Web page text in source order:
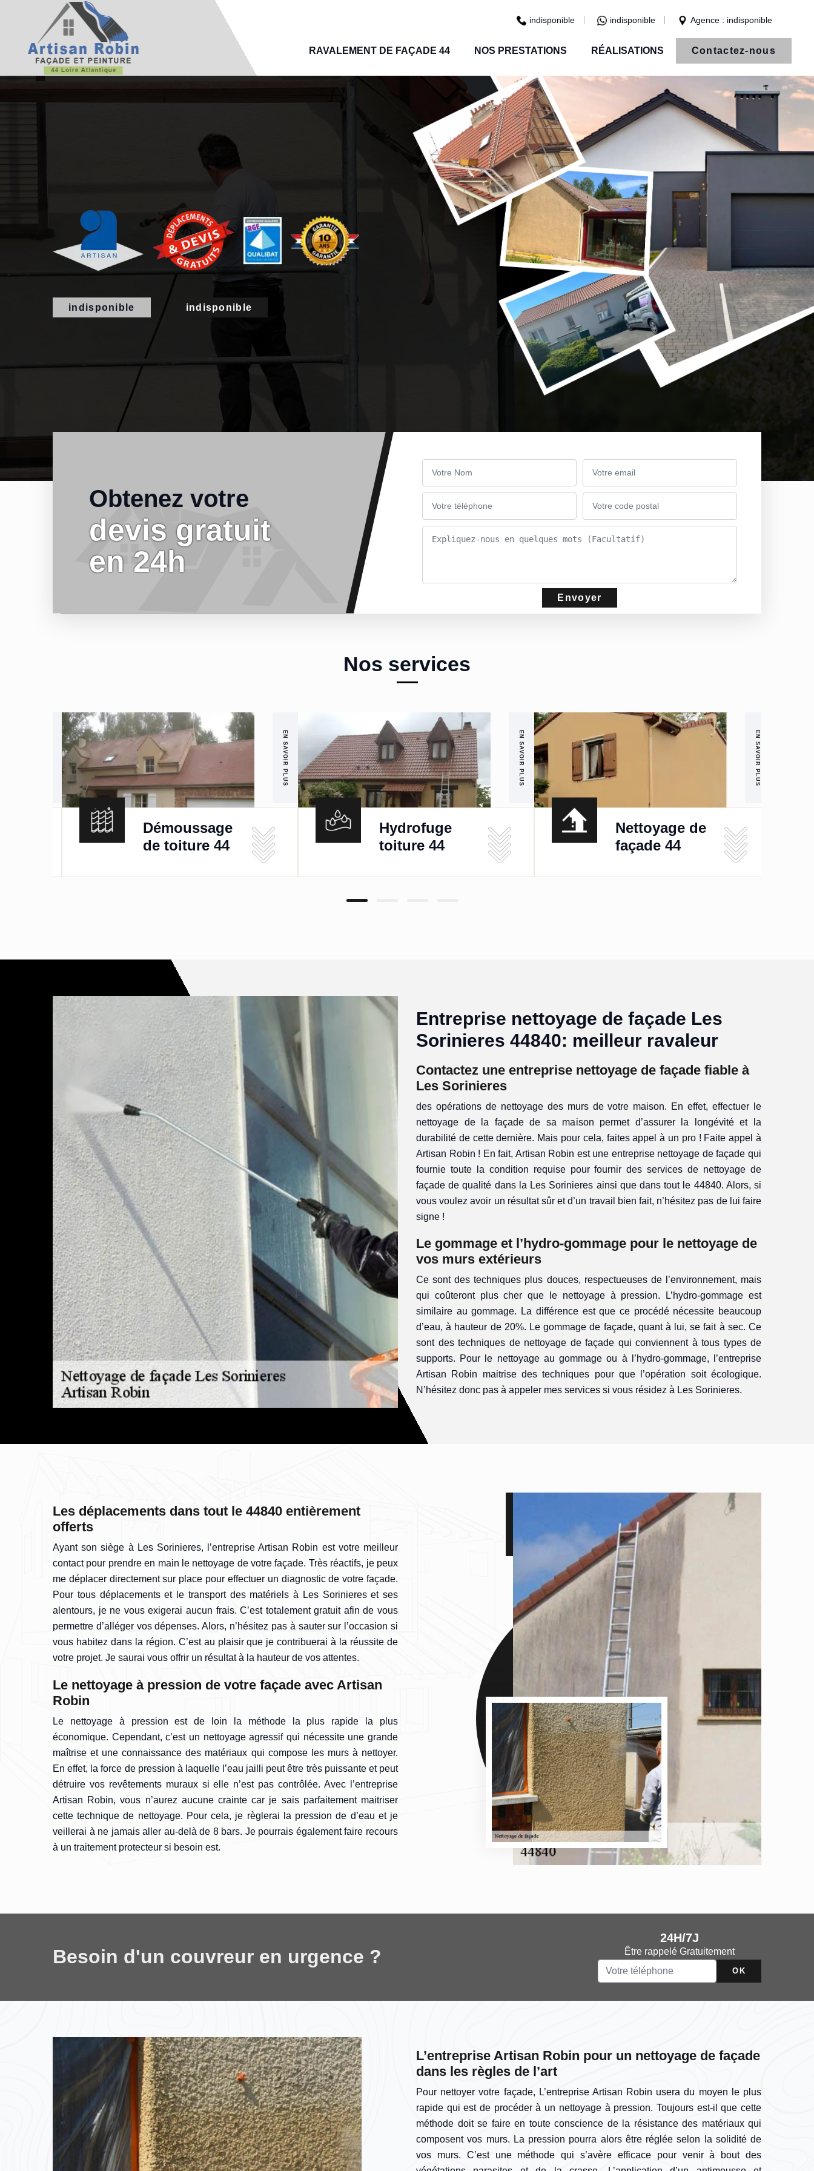
indisponible indisponible Agence : indisponible
RAVALEMENT DE FAÇADE 44 NOS PRESTATIONS RÉALISATIONS Contactez-nous
indisponible indisponible
Obtenez votre
devis gratuit
en 24h
Nos services
EN SAVOIR PLUS
Démoussage
de toiture 44
EN SAVOIR PLUS
Hydrofuge
toiture 44
EN SAVOIR PLUS
Nettoyage de
façade 44
Entreprise nettoyage de façade Les
Sorinieres 44840: meilleur ravaleur
Contactez une entreprise nettoyage de façade fiable à
Les Sorinieres
des opérations de nettoyage des murs de votre maison. En effet, effectuer le
nettoyage de la façade de sa maison permet d’assurer la longévité et la
durabilité de cette dernière. Mais pour cela, faites appel à un pro ! Faite appel à
Artisan Robin ! En fait, Artisan Robin est une entreprise nettoyage de façade qui
fournie toute la condition requise pour fournir des services de nettoyage de
façade de qualité dans la Les Sorinieres ainsi que dans tout le 44840. Alors, si
vous voulez avoir un résultat sûr et d’un travail bien fait, n’hésitez pas de lui faire
signe !
Le gommage et l’hydro-gommage pour le nettoyage de
vos murs extérieurs
Ce sont des techniques plus douces, respectueuses de l’environnement, mais
qui coûteront plus cher que le nettoyage à pression. L’hydro-gommage est
similaire au gommage. La différence est que ce procédé nécessite beaucoup
d’eau, à hauteur de 20%. Le gommage de façade, quant à lui, se fait à sec. Ce
sont des techniques de nettoyage de façade qui conviennent à tous types de
supports. Pour le nettoyage au gommage ou à l’hydro-gommage, l’entreprise
Artisan Robin maitrise des techniques pour que l’opération soit écologique.
N’hésitez donc pas à appeler mes services si vous résidez à Les Sorinieres.
Les déplacements dans tout le 44840 entièrement
offerts
Ayant son siège à Les Sorinieres, l’entreprise Artisan Robin est votre meilleur
contact pour prendre en main le nettoyage de votre façade. Très réactifs, je peux
me déplacer directement sur place pour effectuer un diagnostic de votre façade.
Pour tous déplacements et le transport des matériels à Les Sorinieres et ses
alentours, je ne vous exigerai aucun frais. C’est totalement gratuit afin de vous
permettre d’alléger vos dépenses. Alors, n’hésitez pas à sauter sur l’occasion si
vous habitez dans la région. C’est au plaisir que je contribuerai à la réussite de
votre projet. Je saurai vous offrir un résultat à la hauteur de vos attentes.
Le nettoyage à pression de votre façade avec Artisan
Robin
Le nettoyage à pression est de loin la méthode la plus rapide la plus
économique. Cependant, c’est un nettoyage agressif qui nécessite une grande
maîtrise et une connaissance des matériaux qui compose les murs à nettoyer.
En effet, la force de pression à laquelle l’eau jailli peut être très puissante et peut
détruire vos revêtements muraux si elle n’est pas contrôlée. Avec l’entreprise
Artisan Robin, vous n’aurez aucune crainte car je sais parfaitement maitriser
cette technique de nettoyage. Pour cela, je règlerai la pression de d’eau et je
veillerai à ne jamais aller au-delà de 8 bars. Je pourrais également faire recours
à un traitement protecteur si besoin est.
Besoin d'un couvreur en urgence ?
24H/7J
Être rappelé Gratuitement
L’entreprise Artisan Robin pour un nettoyage de façade
dans les règles de l’art
Pour nettoyer votre façade, L’entreprise Artisan Robin usera du moyen le plus
rapide qui est de procéder à un nettoyage à pression. Toujours est-il que cette
méthode doit se faire en toute conscience de la résistance des matériaux qui
composent vos murs. La pression pourra alors être réglée selon la solidité de
vos murs. C’est une méthode qui s’avère efficace pour venir à bout des